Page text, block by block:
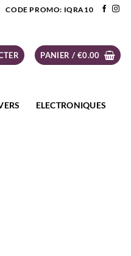
CODE PROMO: IQRA10
PANIER / €0.00
ELECTRONIQUES